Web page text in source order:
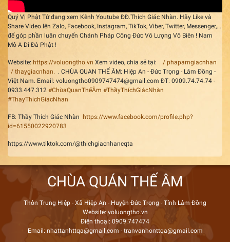
Quý Vị Phật Tử đang xem Kênh Youtube ĐĐ.Thích Giác Nhàn. Hãy Like và
Share Video lên Zalo, Facebook, Instagram, TikTok, Viber, Twitter, Messenger,...
để góp phần luân chuyển Chánh Pháp Công Đức Vô Lượng Vô Biên ! Nam
Mô A Di Đà Phật !
Website: https://voluongtho.vn Xem video, chia sẻ tại:
/ phapamgiacnhan
/ thaygiacnhan. . CHÙA QUAN THẾ ÂM: Hiệp An - Đức Trọng - Lâm Đồng -
Việt Nam. Email: voluongtho0909747474@gmail.com ĐT: 0909.74.74.74 -
0933.447.312 #ChùaQuanThếÂm #ThầyThíchGiácNhàn
#ThayThichGiacNhan
FB: Thầy Thích Giác Nhàn
https://www.facebook.com/profile.php?
id=61550022920783
https://www.tiktok.com/@thichgiacnhancqta
CHÙA QUÁN THẾ ÂM
Thôn Trung Hiệp - Xã Hiệp An - Huyện Đức Trọng - Tỉnh Lâm Đồng
Website: voluongtho.vn
Điện thoại: 0909.747474
Email: nhattanhttqa@gmail.com - tranvanhonttqa@gmail.com